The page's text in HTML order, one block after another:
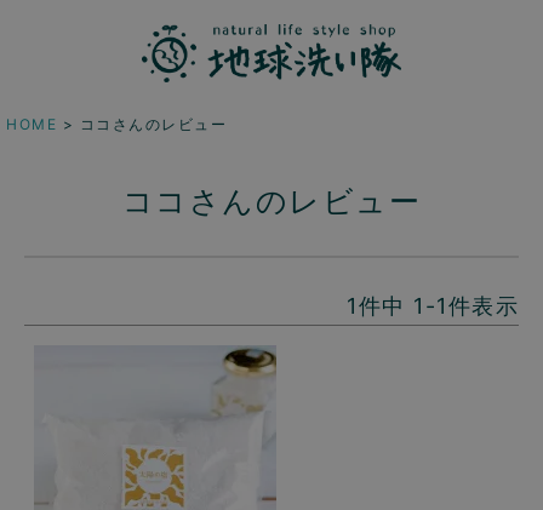
HOME ココさんのレビュー
ココさんのレビュー
1件中 1 -1件表示